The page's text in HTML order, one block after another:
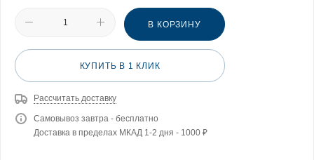
В КОРЗИНУ
КУПИТЬ В 1 КЛИК
Рассчитать доставку
Самовывоз завтра - бесплатно
Доставка в пределах МКАД 1-2 дня - 1000 ₽